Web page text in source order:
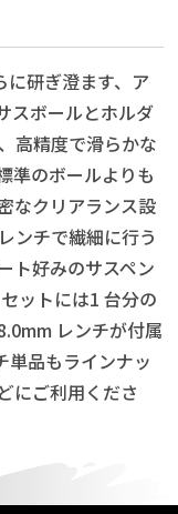
研ぎ澄ます、ア
スボールとホルダ
高精度で滑らかな
準のボールよりも
なクリアランス設
ンチで繊細に行う
ト好みのサスペン
ットには1 台分の
レンチが付属
単品もラインナッ
にご利用くださ